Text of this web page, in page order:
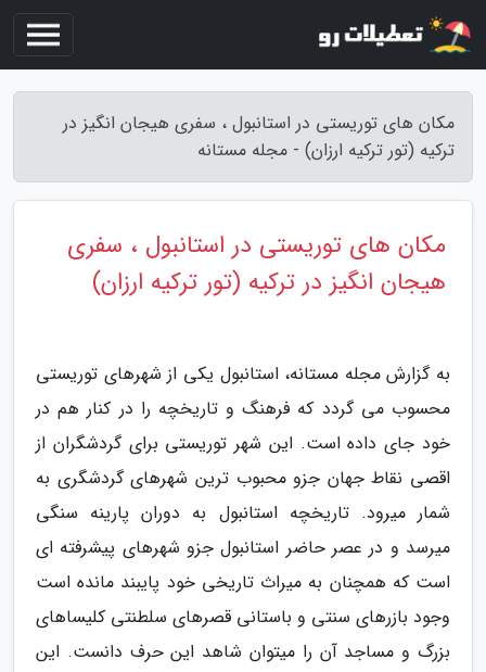
مکان های توریستی در استانبول ، سفری هیجان انگیز در
ترکیه (تور ترکیه ارزان) - مجله مستانه
مکان های توریستی در استانبول ، سفری
هیجان انگیز در ترکیه (تور ترکیه ارزان)
به گزارش مجله مستانه، استانبول یکی از شهرهای توریستی
محسوب می گردد که فرهنگ و تاریخچه را در کنار هم در
خود جای داده است. این شهر توریستی برای گردشگران از
اقصی نقاط جهان جزو محبوب ترین شهرهای گردشگری به
شمار میرود. تاریخچه استانبول به دوران پارینه سنگی
میرسد و در عصر حاضر استانبول جزو شهرهای پیشرفته ای
است که همچنان به میراث تاریخی خود پایبند مانده است
وجود بازرهای سنتی و باستانی قصرهای سلطنتی کلیساهای
بزرگ و مساجد آن را میتوان شاهد این حرف دانست. این